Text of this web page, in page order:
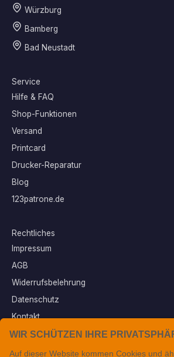
Würzburg
Bamberg
Bad Neustadt
Service
Hilfe & FAQ
Shop-Funktionen
Versand
Printcard
Drucker-Reparatur
Blog
123patrone.de
Rechtliches
Impressum
AGB
Widerrufsbelehrung
Datenschutz
Kontakt
Vertrag widerrufen